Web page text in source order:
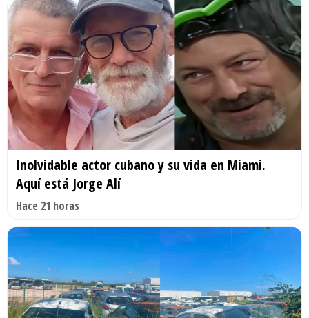
Inolvidable actor cubano y su vida en Miami.
Aquí está Jorge Alí
Hace 21 horas